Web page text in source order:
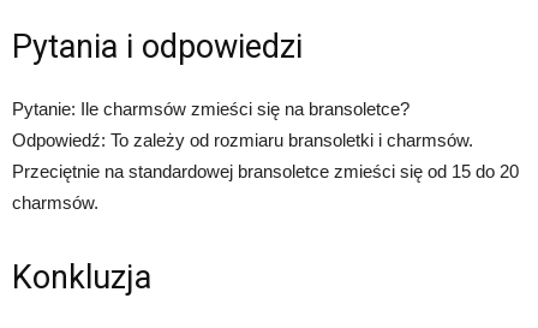
Pytania i odpowiedzi
Pytanie: Ile charmsów zmieści się na bransoletce?
Odpowiedź: To zależy od rozmiaru bransoletki i charmsów.
Przeciętnie na standardowej bransoletce zmieści się od 15 do 20
charmsów.
Konkluzja